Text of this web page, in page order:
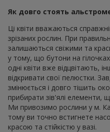
Як довго стоять
Ці квіти вважаються
зрізаних рослин. При
залишаються свіжими та
у тому, що бутони на
одні квіти вже відцвітають,
відкривати свої пелюстки.
змінюється і довго тішить
прибирати зів'ялі елементи,
Ми привозимо рослини у м.
тому ви точно встигнете
красою та стійкістю у вазі.